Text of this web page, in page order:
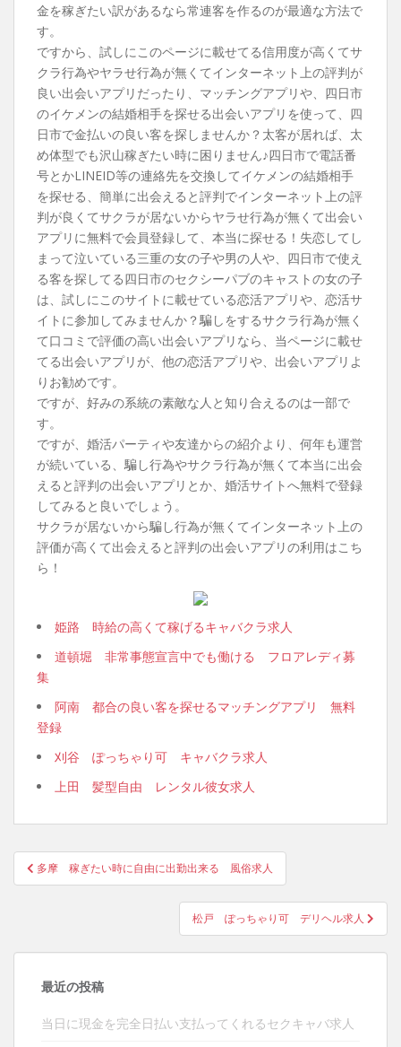
金を稼ぎたい訳があるなら常連客を作るのが最適な方法で
す。
ですから、試しにこのページに載せてる信用度が高くてサ
クラ行為やヤラせ行為が無くてインターネット上の評判が
良い出会いアプリだったり、マッチングアプリや、四日市
のイケメンの結婚相手を探せる出会いアプリを使って、四
日市で金払いの良い客を探しませんか？太客が居れば、太
め体型でも沢山稼ぎたい時に困りません♪四日市で電話番
号とかLINEID等の連絡先を交換してイケメンの結婚相手
を探せる、簡単に出会えると評判でインターネット上の評
判が良くてサクラが居ないからヤラせ行為が無くて出会い
アプリに無料で会員登録して、本当に探せる！失恋してし
まって泣いている三重の女の子や男の人や、四日市で使え
る客を探してる四日市のセクシーパブのキャストの女の子
は、試しにこのサイトに載せている恋活アプリや、恋活サ
イトに参加してみませんか？騙しをするサクラ行為が無く
て口コミで評価の高い出会いアプリなら、当ページに載せ
てる出会いアプリが、他の恋活アプリや、出会いアプリよ
りお勧めです。
ですが、好みの系統の素敵な人と知り合えるのは一部で
す。
ですが、婚活パーティや友達からの紹介より、何年も運営
が続いている、騙し行為やサクラ行為が無くて本当に出会
えると評判の出会いアプリとか、婚活サイトへ無料で登録
してみると良いでしょう。
サクラが居ないから騙し行為が無くてインターネット上の
評価が高くて出会えると評判の出会いアプリの利用はこち
ら！
姫路 時給の高くて稼げるキャバクラ求人
道頓堀 非常事態宣言中でも働ける フロアレディ募
集
阿南 都合の良い客を探せるマッチングアプリ 無料
登録
刈谷 ぽっちゃり可 キャバクラ求人
上田 髪型自由 レンタル彼女求人
投
稿
ゲ
多摩 稼ぎたい時に自由に出勤出来る 風俗求人
松戸 ぽっちゃり可 デリヘル求人
最近の投稿
当日に現金を完全日払い支払ってくれるセクキャバ求人